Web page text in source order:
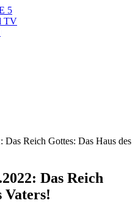
5
TV
Reich Gottes: Das Haus des
Das Reich
Vaters!